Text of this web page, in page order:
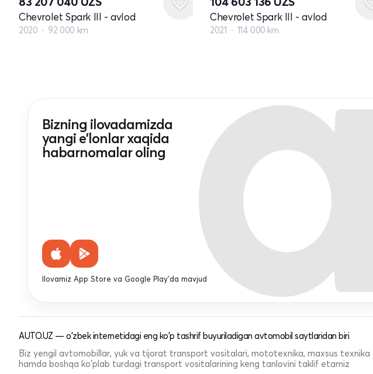
Chevrolet Spark III - avlod
2020 92 000 km
Chevrolet Spark III - avlod
2021 114 000 km
Bizning ilovadamizda
yangi e'lonlar xaqida
habarnomalar oling
Ilovamiz App Store va Google Play'da mavjud
AUTO.UZ — o'zbek internetidagi eng ko'p tashrif buyuriladigan avtomobil saytlaridan biri
Biz yengil avtomobillar, yuk va tijorat transport vositalari, mototexnika, maxsus texnika
hamda boshqa ko'plab turdagi transport vositalarining keng tanlovini taklif etamiz